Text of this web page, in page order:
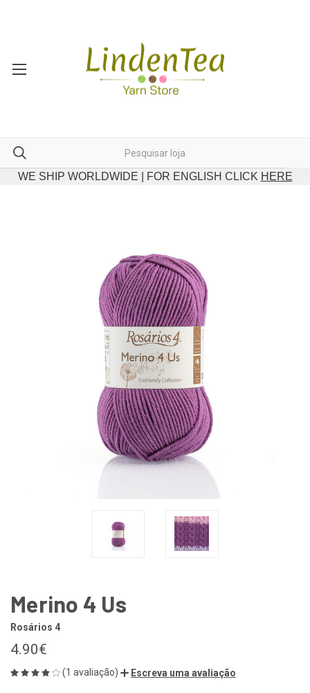
WE SHIP WORLDWIDE | FOR ENGLISH CLICK HERE
Merino 4 Us
Rosários 4
4.90€
(1 avaliação) Escreva uma avaliação